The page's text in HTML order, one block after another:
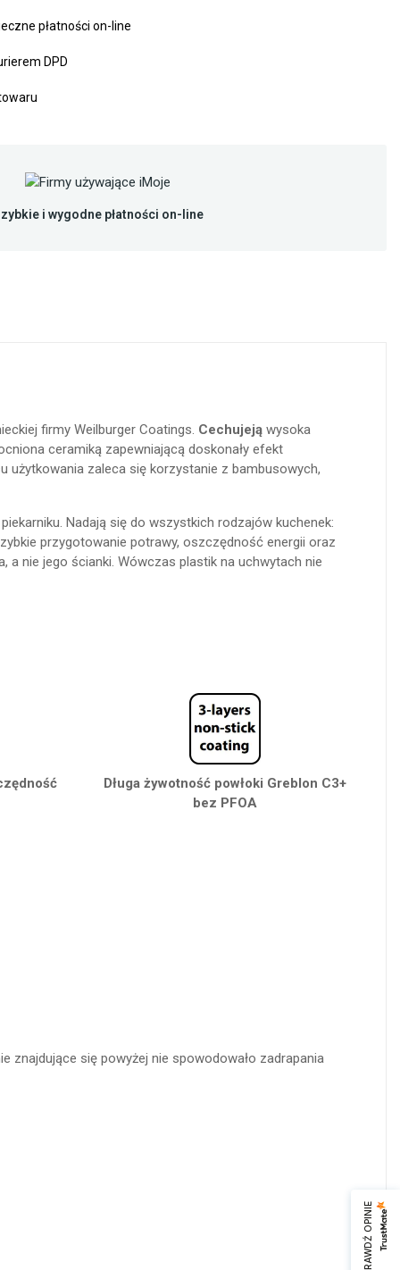
płatności on-line
DPD
i wygodne płatności on-line
firmy Weilburger Coatings. Cechujeją wysoka
ceramiką zapewniającą doskonały efekt
użytkowania zaleca się korzystanie z bambusowych,
Nadają się do wszystkich rodzajów kuchenek:
przygotowanie potrawy, oszczędność energii oraz
a nie jego ścianki. Wówczas plastik na uchwytach nie
Długa żywotność powłoki Greblon C3+
bez PFOA
znajdujące się powyżej nie spowodowało zadrapania
SPRAWDŹ OPINIE